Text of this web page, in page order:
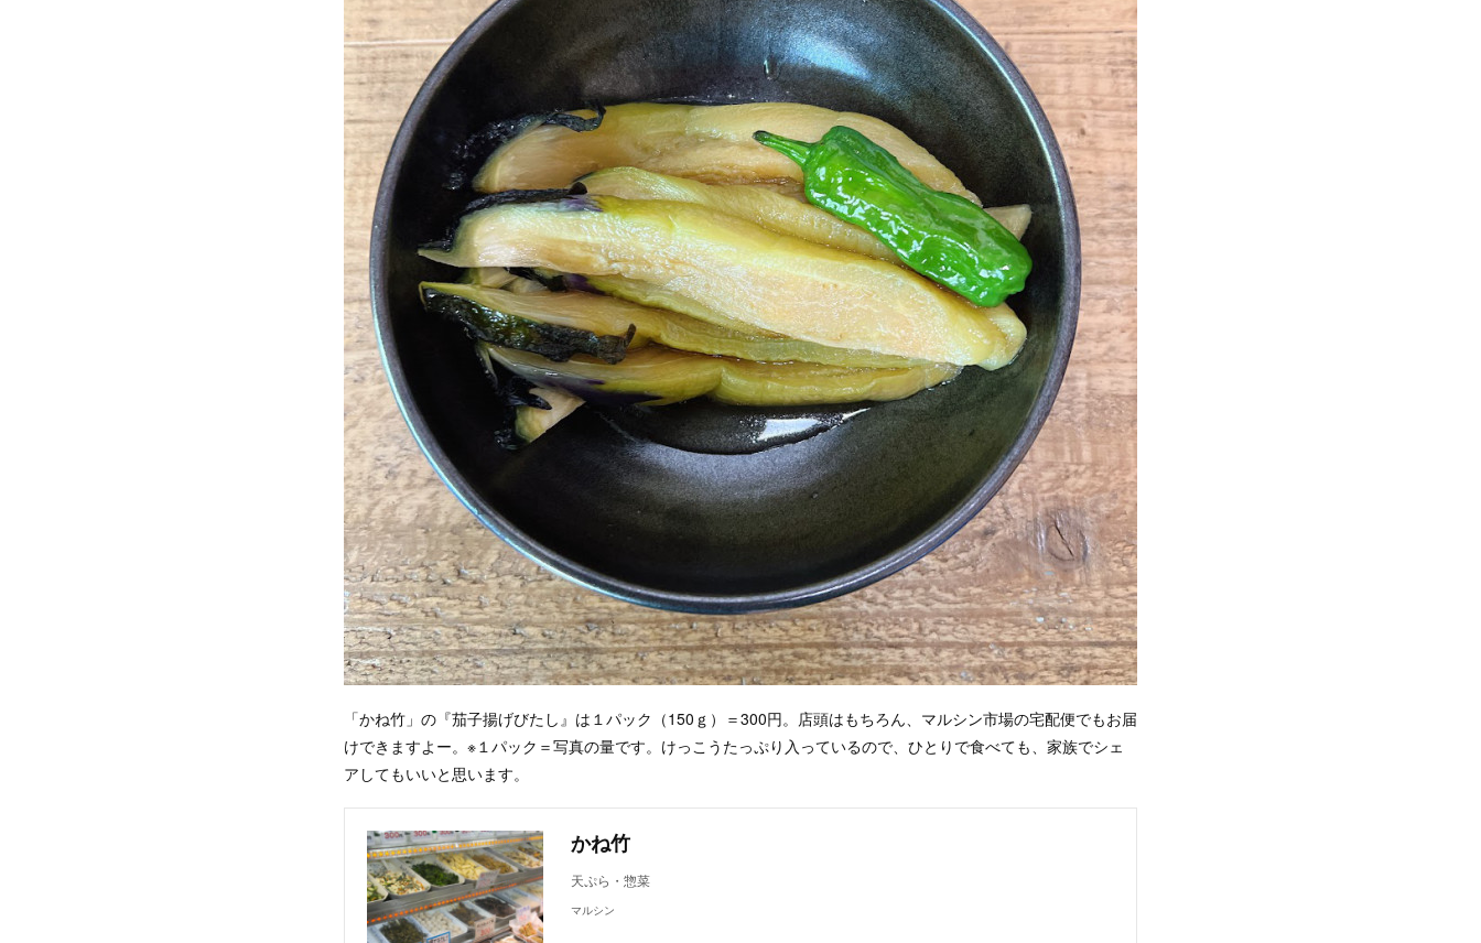
「かね竹」の『茄子揚げびたし』は１パック（150ｇ）＝300円。店頭はもちろん、マルシン市場の宅配便でもお届
けできますよー。※１パック＝写真の量です。けっこうたっぷり入っているので、ひとりで食べても、家族でシェ
アしてもいいと思います。
かね竹
天ぷら・惣菜
マルシン